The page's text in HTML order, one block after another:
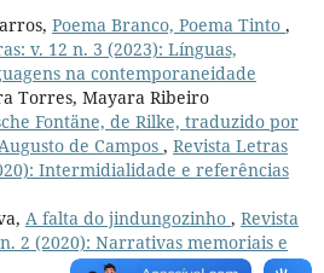
Poema Branco, Poema Tinto ,
v. 12 n. 3 (2023): Línguas,
na contemporaneidade
Torres, Mayara Ribeiro
Fontäne, de Rilke, traduzido por
de Campos , Revista Letras
Intermidialidade e referências
A falta do jindungozinho , Revista
2 (2020): Narrativas memoriais e